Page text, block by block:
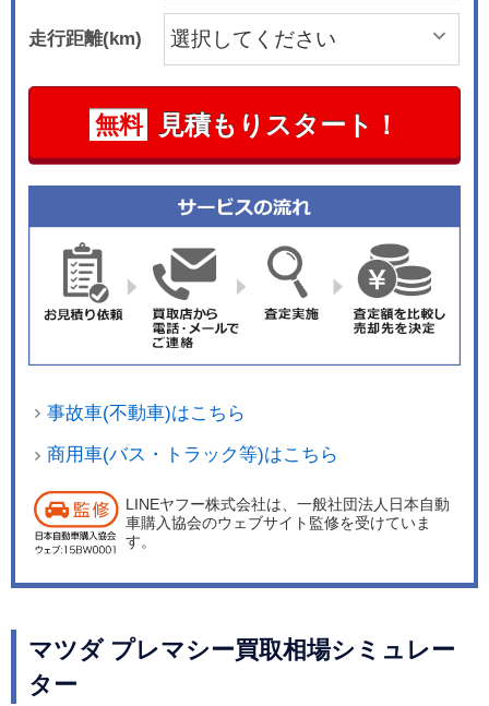
走行距離(km)
無料 見積もりスタート！
事故車(不動車)はこちら
商用車(バス・トラック等)はこちら
LINEヤフー株式会社は、一般社団法人日本自動
車購入協会のウェブサイト監修を受けていま
す。
マツダ プレマシー買取相場シミュレー
ター